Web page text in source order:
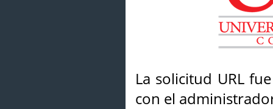
La solicitud URL
con el